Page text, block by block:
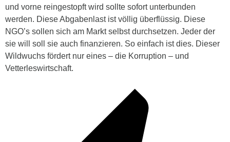
und vorne reingestopft wird sollte sofort unterbunden
werden. Diese Abgabenlast ist völlig überflüssig. Diese
NGO’s sollen sich am Markt selbst durchsetzen. Jeder der
sie will soll sie auch finanzieren. So einfach ist dies. Dieser
Wildwuchs fördert nur eines – die Korruption – und
Vetterleswirtschaft.